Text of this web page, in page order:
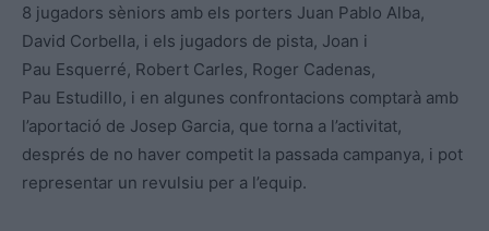
8 jugadors sèniors amb els porters Juan Pablo Alba,
David Corbella, i els jugadors de pista, Joan i
Pau Esquerré, Robert Carles, Roger Cadenas,
Pau Estudillo, i en algunes confrontacions comptarà amb
l’aportació de Josep Garcia, que torna a l’activitat,
després de no haver competit la passada campanya, i pot
representar un revulsiu per a l’equip.